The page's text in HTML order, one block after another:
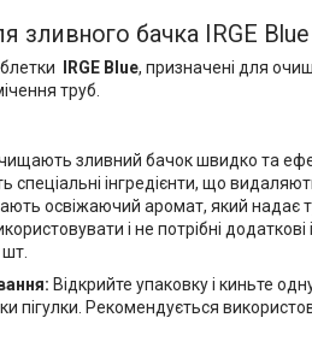
зливного бачка IRGE
IRGE Blue, призначені для
труб.
зливний бачок швидко та
спеціальні інгредієнти, що
освіжаючий аромат, який надає
і не потрібні
шт.
Відкрийте упаковку і киньте
пігулки. Рекомендується